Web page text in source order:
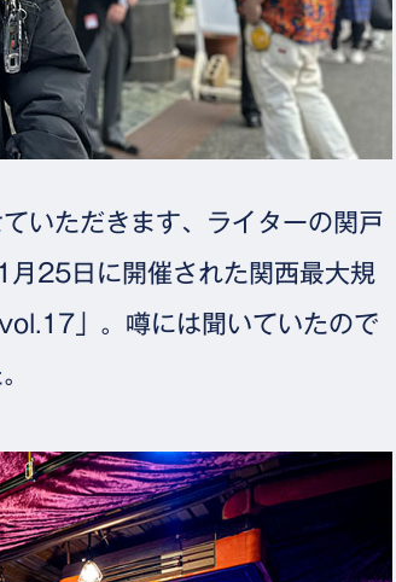
いただきます、ライターの関戸
25日に開催された関西最大規
」。噂には聞いていたので